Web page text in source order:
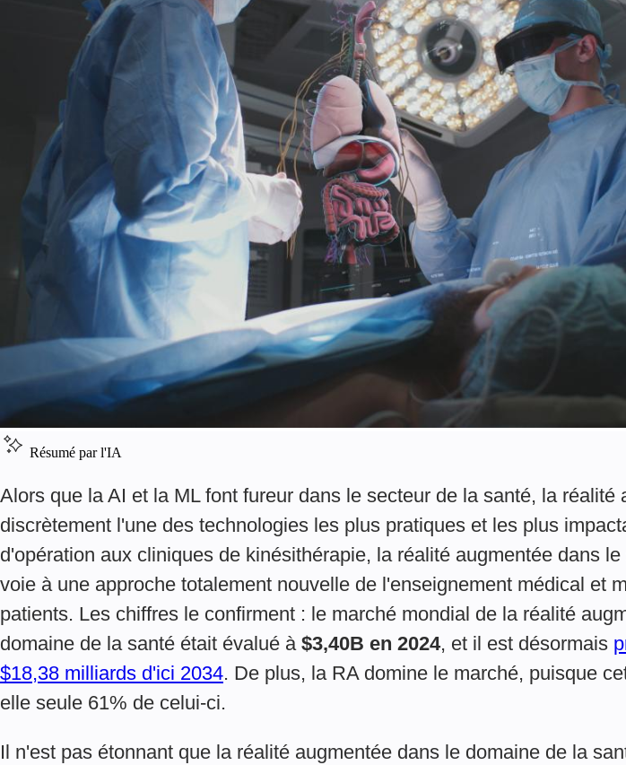
Résumé par l'IA
Alors que la AI et la ML font fureur dans le secteur de la santé, la réalité
discrètement l'une des technologies les plus pratiques et les plus
d'opération aux cliniques de kinésithérapie, la réalité augmentée dans
voie à une approche totalement nouvelle de l'enseignement médical et
patients. Les chiffres le confirment : le marché mondial de la réalité
domaine de la santé était évalué à $3,40B en 2024, et il est désormais
$18,38 milliards d'ici 2034. De plus, la RA domine le marché, puisque
elle seule 61% de celui-ci.
Il n'est pas étonnant que la réalité augmentée dans le domaine de la